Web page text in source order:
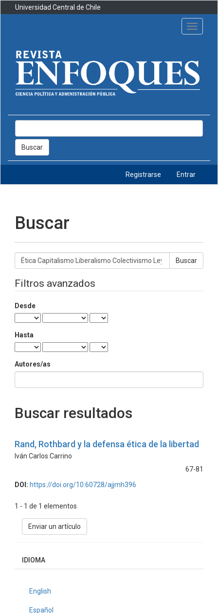
Navegación
principal
lateral
Universidad Central de Chile
Toggle
Buscar
Registrarse Entrar
Buscar
Buscar
artículos
Filtros avanzados
Desde
Hasta
Autores/as
Buscar resultados
Rand, Rothbard y la defensa ética de la libertad
Iván Carlos Carrino
67-81
DOI: https://doi.org/10.60728/ajjmh396
1 - 1 de 1 elementos
Enviar
unEnviar un artículo
IDIOMA
English
Español